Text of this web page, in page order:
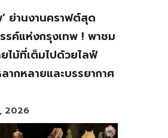
’ ย่านงานคราฟต์สุด
รค์แห่งกรุงเทพ ! พาชม
ไม้ที่เต็มไปด้วยไลฟ์
ากหลายและบรรยากาศ
2026